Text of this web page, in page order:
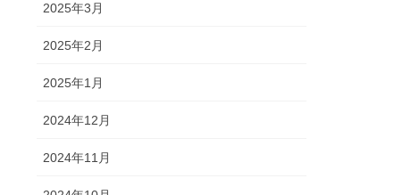
2025年3月
2025年2月
2025年1月
2024年12月
2024年11月